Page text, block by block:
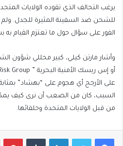
يرغب التحالف الذي تقوده الولايات
للشحن ضد السفينة المثيرة للجدل. ولم
الفور على سؤال حول ما تعتزم القيام
وأشار مارتن كيلي، كبير محللي شؤون
على الأرجح أي هجوم على “بهشاد”
السبب، كان من الصعب أن نرى كيف
من قبل الولايات المتحدة وحلفائها.
فيسبوكتويتر لينكدإن